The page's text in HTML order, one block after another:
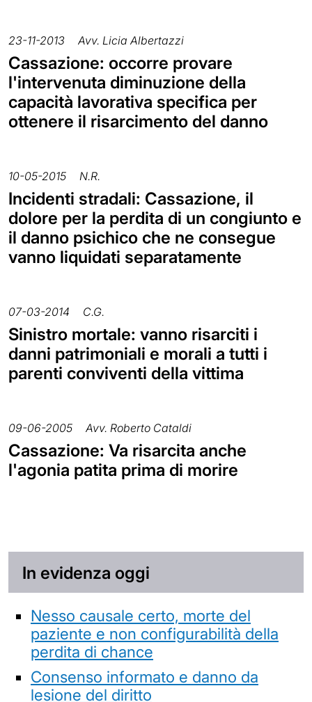
23-11-2013 Avv. Licia Albertazzi
Cassazione: occorre provare
l'intervenuta diminuzione della
capacità lavorativa specifica per
ottenere il risarcimento del danno
10-05-2015 N.R.
Incidenti stradali: Cassazione, il
dolore per la perdita di un congiunto e
il danno psichico che ne consegue
vanno liquidati separatamente
07-03-2014 C.G.
Sinistro mortale: vanno risarciti i
danni patrimoniali e morali a tutti i
parenti conviventi della vittima
09-06-2005 Avv. Roberto Cataldi
Cassazione: Va risarcita anche
l'agonia patita prima di morire
In evidenza oggi
Nesso causale certo, morte del
paziente e non configurabilità della
perdita di chance
Consenso informato e danno da
lesione del diritto